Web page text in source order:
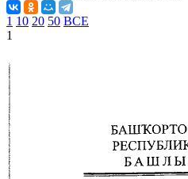
1 10 20 50 ВСЕ
1